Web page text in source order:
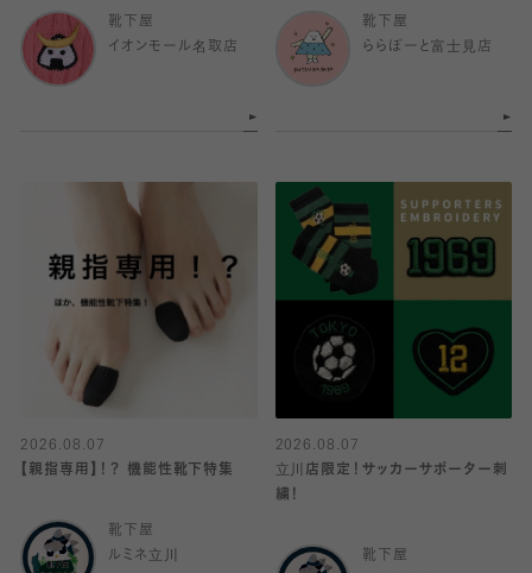
靴下屋
イオンモール名取店
靴下屋
ららぽーと富士見店
2026.08.07
【親指専用】！？ 機能性靴下特集
靴下屋
ルミネ立川
2026.08.07
立川店限定！サッカーサポーター刺
繍！
靴下屋